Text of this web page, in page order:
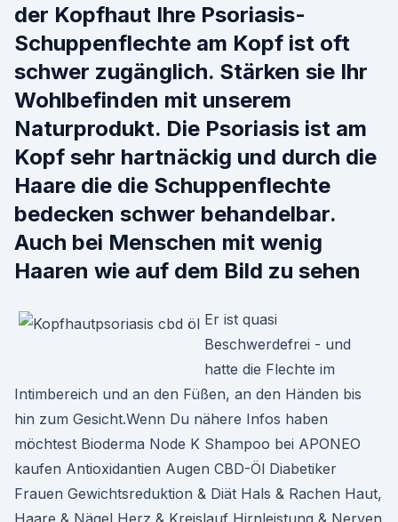
der Kopfhaut Ihre Psoriasis-
Schuppenflechte am Kopf ist oft
schwer zugänglich. Stärken sie Ihr
Wohlbefinden mit unserem
Naturprodukt. Die Psoriasis ist am
Kopf sehr hartnäckig und durch die
Haare die die Schuppenflechte
bedecken schwer behandelbar.
Auch bei Menschen mit wenig
Haaren wie auf dem Bild zu sehen
Er ist quasi
Beschwerdefrei - und
hatte die Flechte im
Intimbereich und an den Füßen, an den Händen bis
hin zum Gesicht.Wenn Du nähere Infos haben
möchtest Bioderma Node K Shampoo bei APONEO
kaufen Antioxidantien Augen CBD-Öl Diabetiker
Frauen Gewichtsreduktion & Diät Hals & Rachen Haut,
Haare & Nägel Herz & Kreislauf Hirnleistung & Nerven